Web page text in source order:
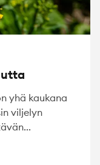
yhä kaukana
viljelyn